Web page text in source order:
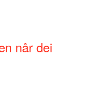
når dei